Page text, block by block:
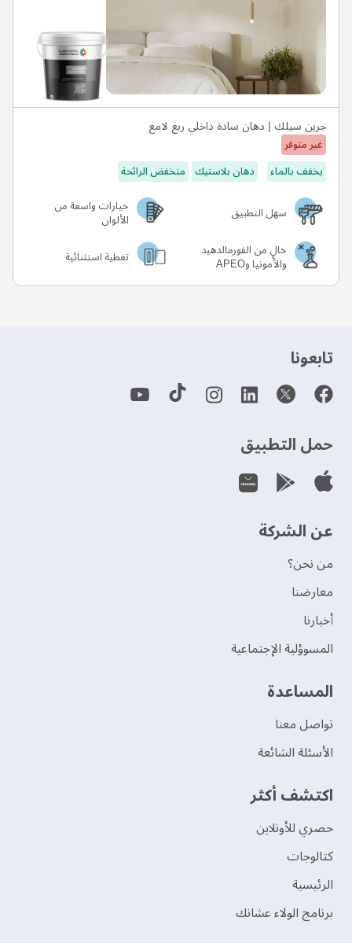
جرين سيلك | دهان سادة داخلي ربع لامع
غير متوفر
يخفف بالماء
دهان بلاستيك منخفض الرائحة
سهل التطبيق
خيارات واسعة من
الألوان
خالٍ من الفورمالدهيد
والأمونيا وAPEO تغطية استثنائية
‫تابعونا‬
حمل التطبيق
عن الشركة
من نحن؟
‫معارضنا‬
‫أخبارنا‬
المسوؤلية الإجتماعية
‫المساعدة‬
تواصل معنا
الأسئلة الشائعة
اكتشف أكثر
حصري للأونلاين
‫كتالوجات‬
الرئيسية
برنامج الولاء عشانك